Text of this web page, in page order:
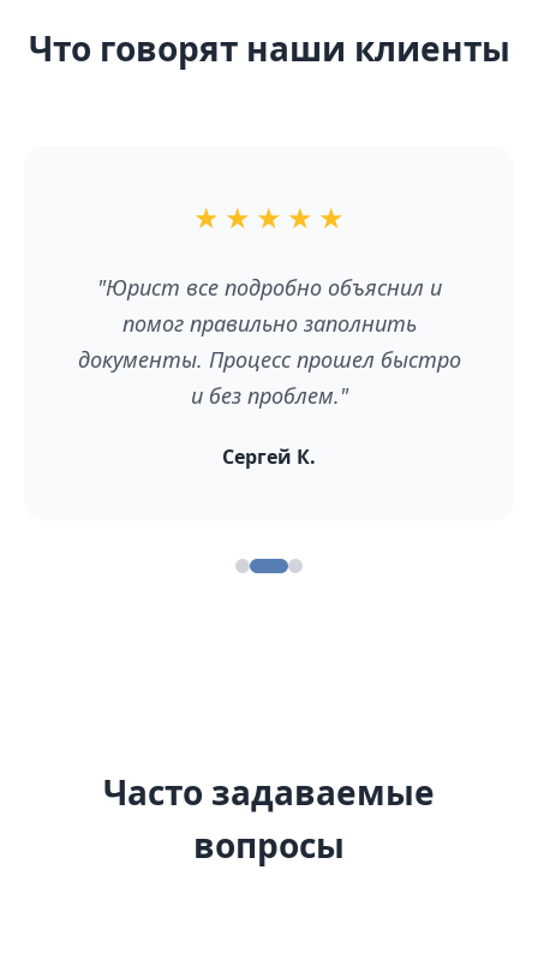
Что говорят наши клиенты
★ ★ ★ ★ ★
"Юрист все подробно объяснил и
помог правильно заполнить
документы. Процесс прошел быстро
и без проблем."
Сергей К.
Часто задаваемые
вопросы